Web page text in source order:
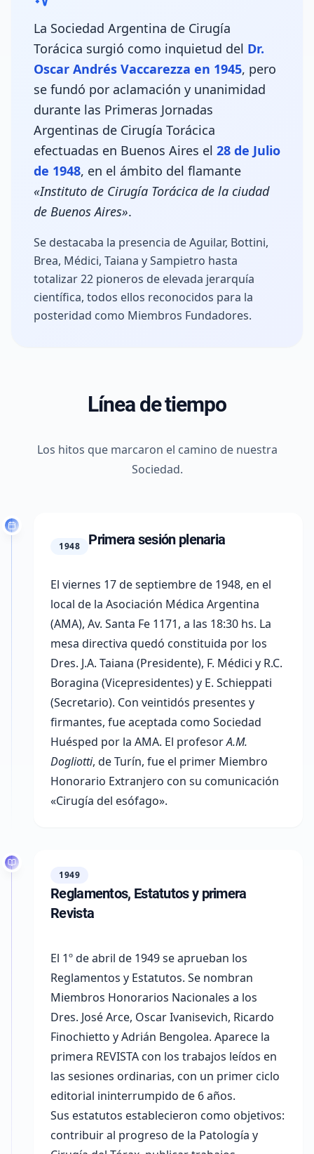
La Sociedad Argentina de Cirugía
Torácica surgió como inquietud del Dr.
Oscar Andrés Vaccarezza en 1945, pero
se fundó por aclamación y unanimidad
durante las Primeras Jornadas
Argentinas de Cirugía Torácica
efectuadas en Buenos Aires el 28 de Julio
de 1948, en el ámbito del flamante
«Instituto de Cirugía Torácica de la ciudad
de Buenos Aires».
Se destacaba la presencia de Aguilar, Bottini,
Brea, Médici, Taiana y Sampietro hasta
totalizar22 pioneros de elevada jerarquía
científica, todos ellos reconocidos para la
posteridad como Miembros Fundadores.
Línea de tiempo
Los hitos que marcaron el camino de nuestra
Sociedad.
1948 Primera sesión plenaria
El viernes 17 de septiembre de 1948, en el
local de la Asociación Médica Argentina
(AMA), Av. Santa Fe 1171, a las 18:30 hs. La
mesa directiva quedó constituida por los
Dres. J.A. Taiana (Presidente), F. Médici y R.C.
Boragina (Vicepresidentes) y E. Schieppati
(Secretario). Con veintidós presentes y
firmantes, fue aceptada como Sociedad
Huésped por la AMA. El profesorA.M.
Dogliotti, de Turín, fue el primer Miembro
Honorario Extranjero con su comunicación
«Cirugía del esófago».
1949
Reglamentos, Estatutos y primera
Revista
El 1º de abril de 1949 se aprueban los
Reglamentos y Estatutos. Se nombran
Miembros Honorarios Nacionales a los
Dres. José Arce, Oscar Ivanisevich, Ricardo
Finochietto y Adrián Bengolea. Aparece la
primera REVISTA con los trabajos leídos en
las sesiones ordinarias, con un primer ciclo
editorial ininterrumpido de 6 años.
Sus estatutos establecieron como objetivos:
contribuir al progreso de la Patología y